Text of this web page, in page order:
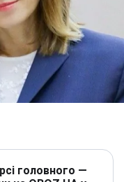
головного —